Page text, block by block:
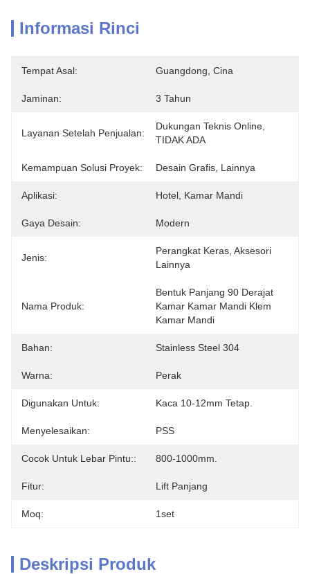
Informasi Rinci
Tempat Asal: Guangdong, Cina
Jaminan: 3 Tahun
Layanan Setelah Penjualan:
Dukungan Teknis Online,
TIDAK ADA
Kemampuan Solusi Proyek: Desain Grafis, Lainnya
Aplikasi: Hotel, Kamar Mandi
Gaya Desain: Modern
Jenis:
Perangkat Keras, Aksesori
Lainnya
Nama Produk:
Bentuk Panjang 90 Derajat
Kamar Kamar Mandi Klem
Kamar Mandi
Bahan: Stainless Steel 304
Warna: Perak
Digunakan Untuk: Kaca 10-12mm Tetap.
Menyelesaikan: PSS
Cocok Untuk Lebar Pintu:: 800-1000mm.
Fitur: Lift Panjang
Moq: 1set
Deskripsi Produk